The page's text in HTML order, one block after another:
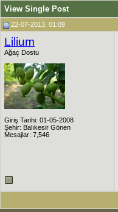
View Single Post
22-07-2013, 01:09
Lilium
Ağaç Dostu
Giriş Tarihi: 01-05-2008
Şehir: Balıkesir Gönen
Mesajlar: 7,546